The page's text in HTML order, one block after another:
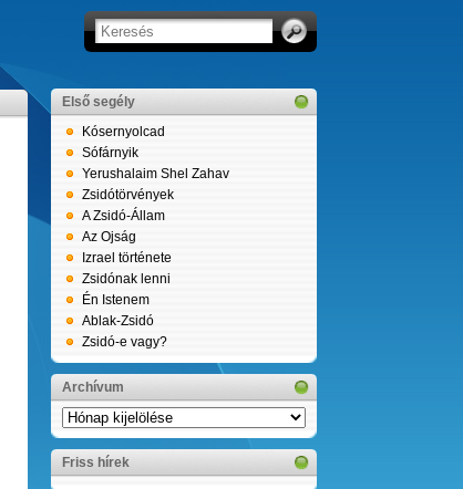
Első segély
Kósernyolcad
Sófárnyik
Yerushalaim Shel Zahav
Zsidótörvények
A Zsidó-Állam
Az Ojság
Izrael története
Zsidónak lenni
Én Istenem
Ablak-Zsidó
Zsidó-e vagy?
Archívum
Archívum
Friss hírek